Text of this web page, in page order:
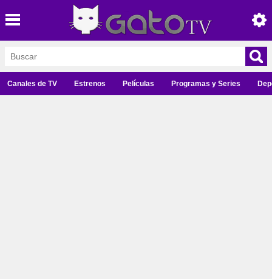
Canales de TV Estrenos Películas Programas y Series